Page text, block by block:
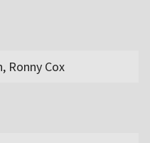
Ronny Cox